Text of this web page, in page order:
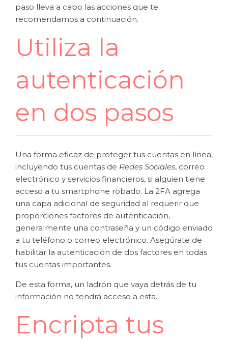
paso lleva a cabo las acciones que te
recomendamos a continuación.
Utiliza la
autenticación
en dos pasos
Una forma eficaz de proteger tus cuentas en línea,
incluyendo tus cuentas de Redes Sociales, correo
electrónico y servicios financieros, si alguien tiene
acceso a tu smartphone robado. La 2FA agrega
una capa adicional de seguridad al requerir que
proporciones factores de autenticación,
generalmente una contraseña y un código enviado
a tu teléfono o correo electrónico. Asegúrate de
habilitar la autenticación de dos factores en todas
tus cuentas importantes.
De esta forma, un ladrón que vaya detrás de tu
información no tendrá acceso a esta.
Encripta tus